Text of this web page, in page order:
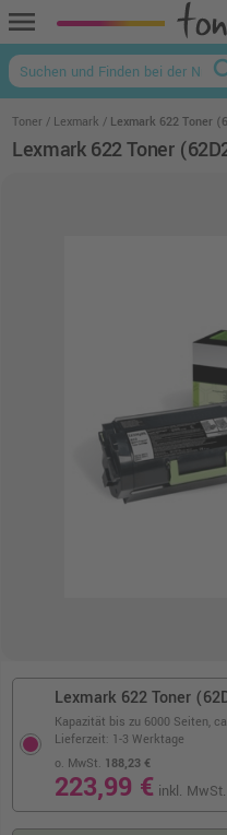
menu
Toner Lexmark Lexmark 622 Toner
Lexmark 622 Toner
Lexmark 622 Toner
Kapazität bis zu 6000 Seiten,
o. MwSt. 188,23 €
223,99 € inkl.
Lieferzeit: 1-3 Werktage